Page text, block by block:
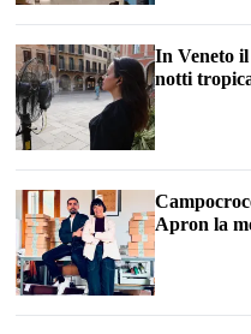
In Veneto
notti
Apron la